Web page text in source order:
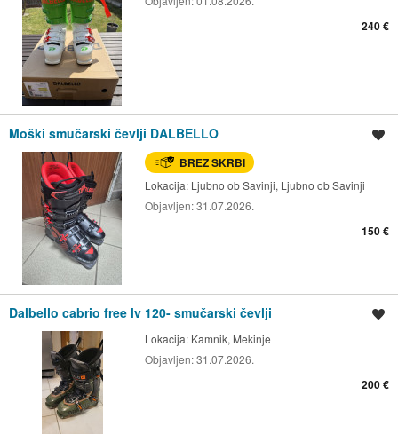
240 €
Moški smučarski čevlji DALBELLO
BREZ SKRBI
Lokacija: Ljubno ob Savinji, Ljubno ob Savinji
Objavljen:31.07.2026.
150 €
Dalbello cabrio free lv 120- smučarski čevlji
Lokacija: Kamnik, Mekinje
Objavljen:31.07.2026.
200 €